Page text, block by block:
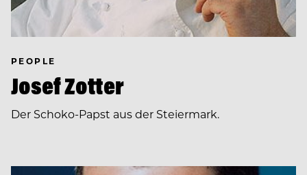
PEOPLE
Josef Zotter
Der Schoko-Papst aus der Steiermark.